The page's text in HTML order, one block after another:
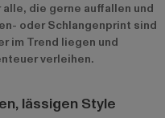
die gerne auffallen und
oder Schlangenprint sind
im Trend liegen und
verleihen.
lässigen Style